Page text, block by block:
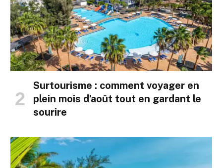
Surtourisme : comment voyager en
plein mois d’août tout en gardant le
sourire